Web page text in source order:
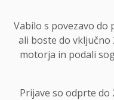
Vabilo s povezavo do
ali boste do vključno
motorja in podali
Prijave so odprte do